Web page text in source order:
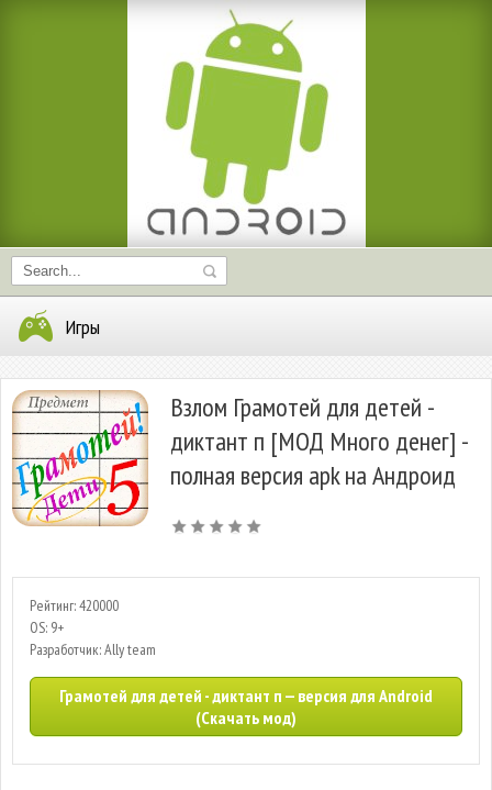
Игры
Взлом Грамотей для детей -
диктант п [МОД Много денег] -
полная версия apk на Андроид
Рейтинг: 420000
OS: 9+
Разработчик: Ally team
Грамотей для детей - диктант п — версия для Android
(Скачать мод)